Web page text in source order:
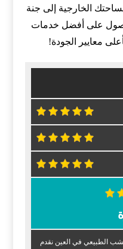
الخارجية إلى جنة
على أفضل خدمات
معايير الجودة!
الطبيعي في العين نقدم